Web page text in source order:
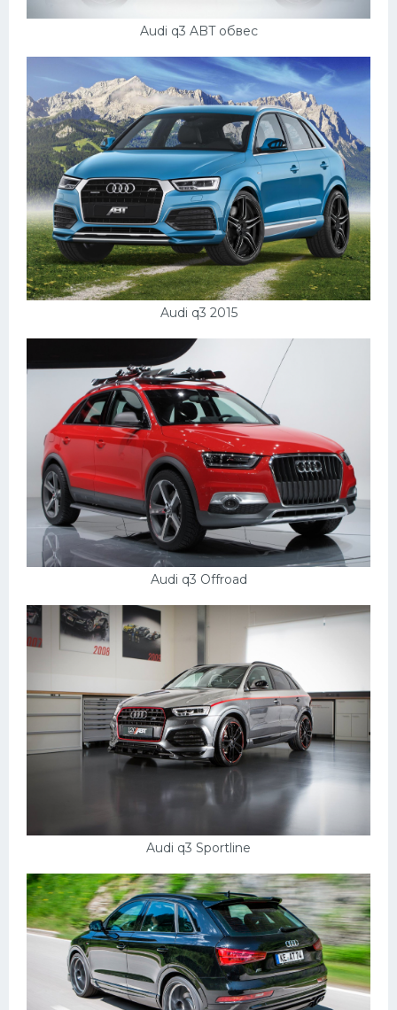
Audi q3 ABT обвес
Audi q3 2015
Audi q3 Offroad
Audi q3 Sportline
Комплектующие
Тойота
Лодки
Шкода
Вертолеты
Мазда
Самокаты
Велосипеды
Рено
Хендай
Лимузины
Автобусы
Хонда
Грузовики
Шевроле
УАЗ
Автокемпер
Феррари
Поезда
Мотоциклы
Ямаха
Спецтехника